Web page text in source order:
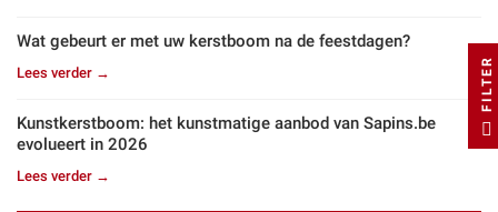
Wat gebeurt er met uw kerstboom na de feestdagen?
Lees verder →
Kunstkerstboom: het kunstmatige aanbod van Sapins.be
evolueert in 2026
Lees verder →
FILTER